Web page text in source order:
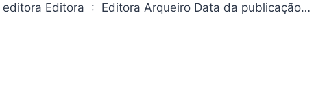
Couro e Rouxinol (Trilogia Morrendo de Amor – Livro 2) Da editora Editora ‏ : ‎ Editora Arqueiro Data da publicação…